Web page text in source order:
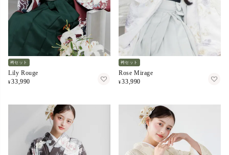
袴セット
Lily Rouge
¥ 33,990
袴セット
Rose Mirage
¥ 33,990